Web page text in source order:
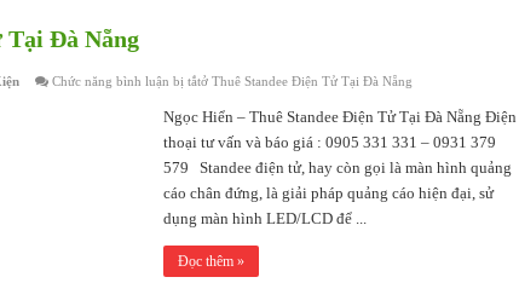
Tại Đà Nẵng
Chức năng bình luận bị tắtở Thuê Standee Điện Tử Tại Đà Nẵng
Ngọc Hiển – Thuê Standee Điện Tử Tại Đà Nẵng Điện
thoại tư vấn và báo giá : 0905 331 331 – 0931 379
579 Standee điện tử, hay còn gọi là màn hình quảng
cáo chân đứng, là giải pháp quảng cáo hiện đại, sử
dụng màn hình LED/LCD để ...
Đọc thêm »